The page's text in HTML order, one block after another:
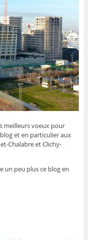
meilleurs voeux pour
et en particulier aux
Chalabre et Clichy-
un peu plus ce blog en